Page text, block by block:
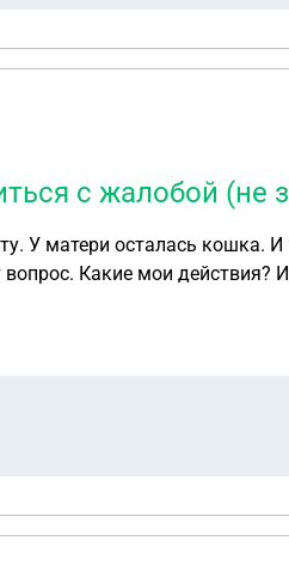
с жалобой (не
У матери осталась кошка.
Какие мои
могу ли я обратиться с